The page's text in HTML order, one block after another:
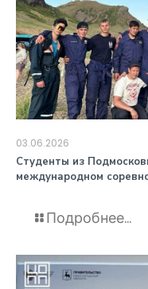
03.06.2026
️Студенты из
международном
Подробнее...